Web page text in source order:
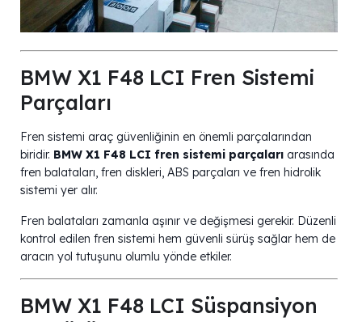
BMW X1 F48 LCI Fren Sistemi
Parçaları
Fren sistemi araç güvenliğinin en önemli parçalarından
biridir. BMW X1 F48 LCI fren sistemi parçaları arasında
fren balataları, fren diskleri, ABS parçaları ve fren hidrolik
sistemi yer alır.
Fren balataları zamanla aşınır ve değişmesi gerekir. Düzenli
kontrol edilen fren sistemi hem güvenli sürüş sağlar hem de
aracın yol tutuşunu olumlu yönde etkiler.
BMW X1 F48 LCI Süspansiyon